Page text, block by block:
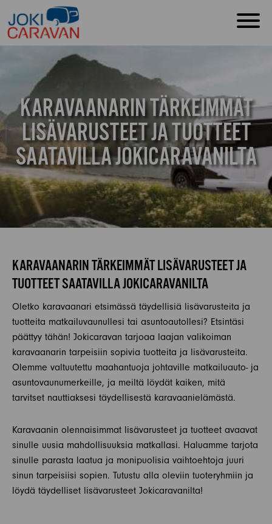
KARAVAANARIN TÄRKEIMMÄT
LISÄVARUSTEET JA TUOTTEET
SAATAVILLA JOKICARAVANILTA
KARAVAANARIN TÄRKEIMMÄT LISÄVARUSTEET JA
TUOTTEET SAATAVILLA JOKICARAVANILTA
Oletko karavaanari etsimässä täydellisiä lisävarusteita ja
tuotteita matkailuvaunullesi tai asuntoautollesi? Etsintäsi
päättyy tähän! Jokicaravan tarjoaa laajan valikoiman
karavaanarin tarpeisiin sopivia tuotteita ja lisävarusteita.
Olemme valtuutettu maahantuoja johtaville matkailuauto- ja
asuntovaunumerkeille, ja meiltä löydät kaiken, mitä
tarvitset nauttiaksesi täydellisestä karavaanielämästä.
Karavaanin olennaisimmat lisävarusteet ja tuotteet avaavat
sinulle uusia mahdollisuuksia matkallasi. Haluamme tarjota
sinulle parasta laatua ja monipuolisia vaihtoehtoja juuri
sinun tarpeisiisi sopien. Tutustu alla oleviin tuoteryhmiin ja
löydä täydelliset lisävarusteet Jokicaravanilta!